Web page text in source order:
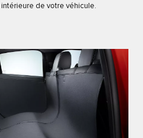
de votre véhicule.